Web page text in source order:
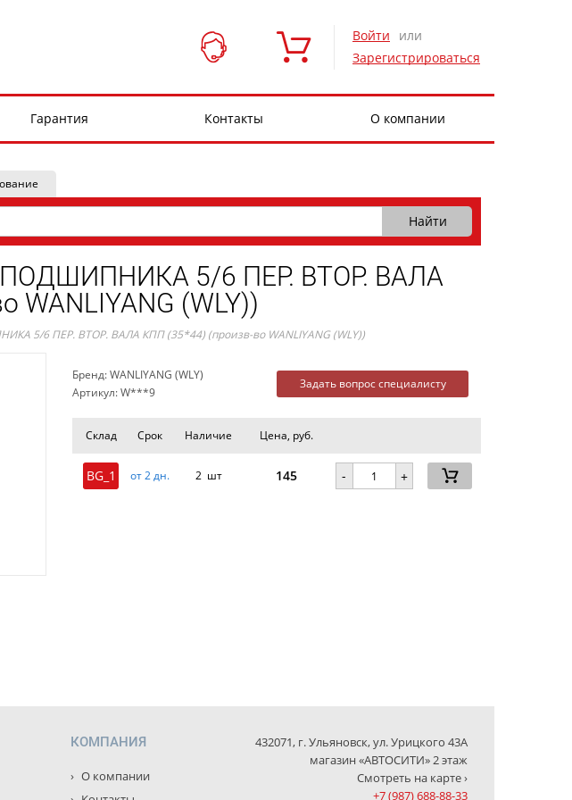
Войти
или
Зарегистрироваться
Гарантия Контакты О компании
5/6 ПЕР. ВТОР. ВАЛА
(WLY))
5/6 ПЕР. ВТОР. ВАЛА КПП (35*44) (произв-во WANLIYANG (WLY))
Бренд: WANLIYANG (WLY)
Артикул: W***9
Задать вопрос специалисту
Склад Срок Наличие Цена, руб.
BG_1 от 2 дн. 2 шт 145 - +
КОМПАНИЯ
О компании
432071, г. Ульяновск, ул. Урицкого 43А
магазин «АВТОСИТИ» 2 этаж
Смотреть на карте ›
+7 (987) 688-88-33